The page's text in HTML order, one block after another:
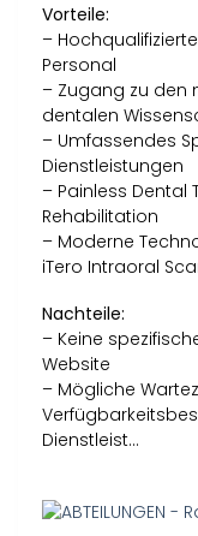
Vorteile:
–
Personal
– Zugang zu den
dentalen
– Umfassendes
Dienstleistungen
– Painless Dental
Rehabilitation
– Moderne
iTero Intraoral
Nachteile:
– Keine
Website
– Mögliche
Dienstleist…